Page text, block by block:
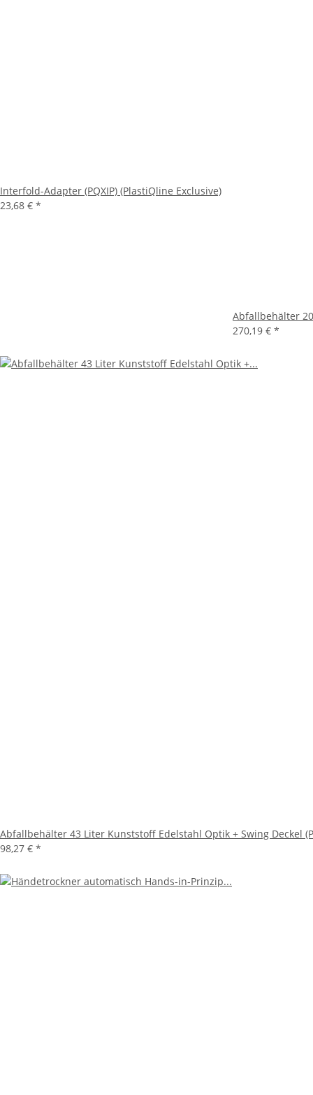
Interfold-Adapter (PQXIP) (PlastiQline Exclusive)
23,68 € *
Abfallbehälter 20
270,19 € *
Abfallbehälter 43 Liter Kunststoff Edelstahl Optik + Swing Deckel
98,27 € *